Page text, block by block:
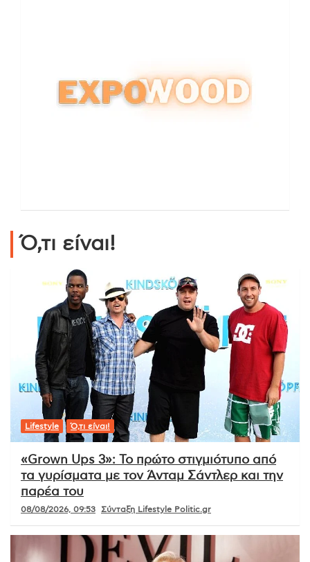
Ό,τι είναι!
Lifestyle Ό,τι είναι!
«Grown Ups 3»: Το πρώτο στιγμιότυπο από
τα γυρίσματα με τον Άνταμ Σάντλερ και την
παρέα του
08/08/2026, 09:53 Σύνταξη Lifestyle Politic.gr